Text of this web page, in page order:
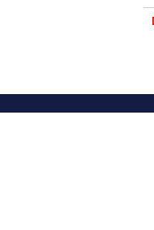
Pleksi Market